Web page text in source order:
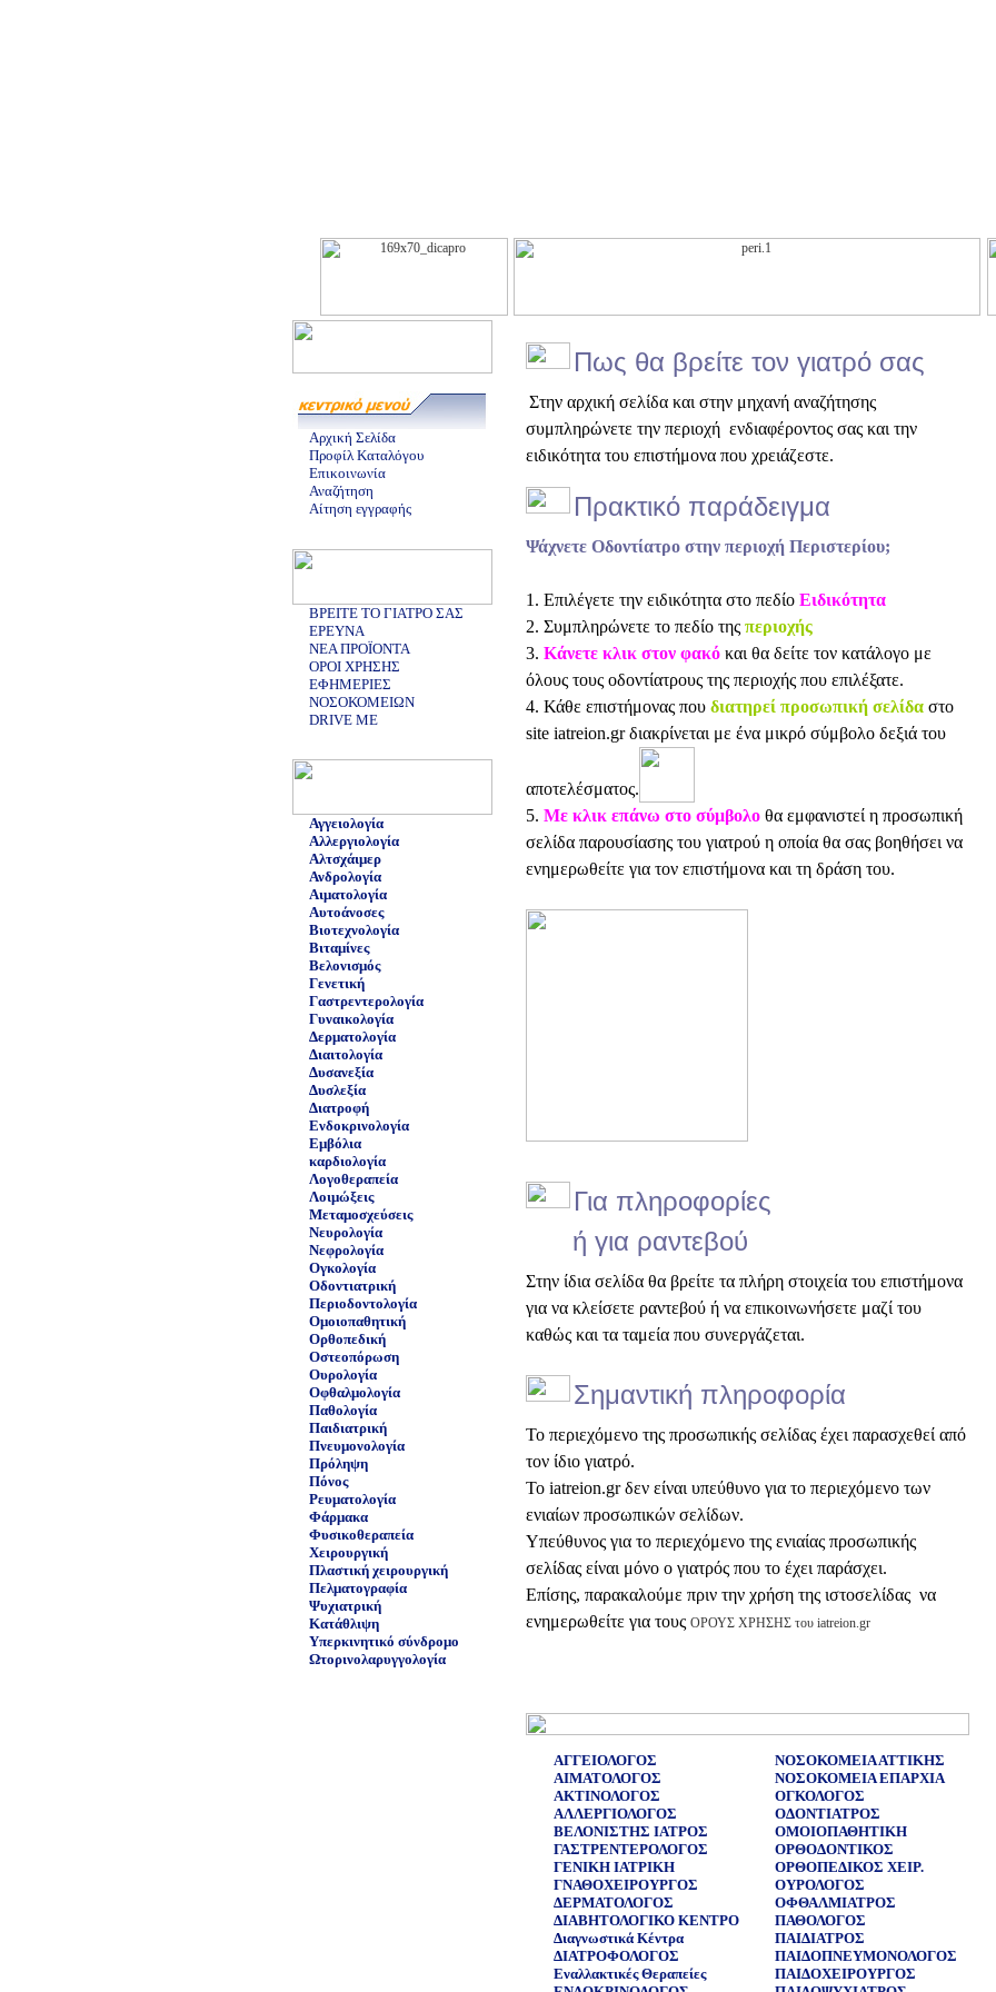
Αρχική Σελίδα
Προφίλ Καταλόγου
Επικοινωνία
Αναζήτηση
Αίτηση εγγραφής
ΒΡΕΙΤΕ ΤΟ ΓΙΑΤΡΟ ΣΑΣ
ΕΡΕΥΝΑ
ΝΕΑ ΠΡΟΪΟΝΤΑ
ΟΡΟΙ ΧΡΗΣΗΣ
ΕΦΗΜΕΡΙΕΣ
ΝΟΣΟΚΟΜΕΙΩΝ
DRIVE ME
Αγγειολογία
Αλλεργιολογία
Αλτσχάιμερ
Ανδρολογία
Αιματολογία
Αυτοάνοσες
Βιοτεχνολογία
Βιταμίνες
Βελονισμός
Γενετική
Γαστρεντερολογία
Γυναικολογία
Δερματολογία
Διαιτολογία
Δυσανεξία
Δυσλεξία
Διατροφή
Ενδοκρινολογία
Εμβόλια
καρδιολογία
Λογοθεραπεία
Λοιμώξεις
Μεταμοσχεύσεις
Νευρολογία
Νεφρολογία
Ογκολογία
Οδοντιατρική
Περιοδοντολογία
Ομοιοπαθητική
Ορθοπεδική
Οστεοπόρωση
Ουρολογία
Οφθαλμολογία
Παθολογία
Παιδιατρική
Πνευμονολογία
Πρόληψη
Πόνος
Ρευματολογία
Φάρμακα
Φυσικοθεραπεία
Χειρουργική
Πλαστική χειρουργική
Πελματογραφία
Ψυχιατρική
Κατάθλιψη
Υπερκινητικό σύνδρομο
Ωτορινολαρυγγολογία
Πως θα βρείτε τον γιατρό σας
Στην αρχική σελίδα και στην μηχανή αναζήτησης
συμπληρώνετε την περιοχή ενδιαφέροντος σας και την
ειδικότητα του επιστήμονα που χρειάζεστε.
Πρακτικό παράδειγμα
Ψάχνετε Οδοντίατρο στην περιοχή Περιστερίου;
1. Επιλέγετε την ειδικότητα στο πεδίο Ειδικότητα
2. Συμπληρώνετε το πεδίο της περιοχής
3. Κάνετε κλικ στον φακό και θα δείτε τον κατάλογο με
όλους τους οδοντίατρους της περιοχής που επιλέξατε.
4. Κάθε επιστήμονας που διατηρεί προσωπική σελίδα στο
site iatreion.gr διακρίνεται με ένα μικρό σύμβολο δεξιά του
αποτελέσματος.
5. Με κλικ επάνω στο σύμβολοθα εμφανιστεί η προσωπική
σελίδα παρουσίασης του γιατρού η οποία θα σας βοηθήσει να
ενημερωθείτε για τον επιστήμονα και τη δράση του.
Για πληροφορίες
ή για ραντεβού
Στην ίδια σελίδα θα βρείτε τα πλήρη στοιχεία του επιστήμονα
για να κλείσετε ραντεβού ή να επικοινωνήσετε μαζί του
καθώς και τα ταμεία που συνεργάζεται.
Σημαντική πληροφορία
Το περιεχόμενο της προσωπικής σελίδας έχει παρασχεθεί από
τον ίδιο γιατρό.
Το iatreion.gr δεν είναι υπεύθυνο για το περιεχόμενο των
ενιαίων προσωπικών σελίδων.
Υπεύθυνος για το περιεχόμενο της ενιαίας προσωπικής
σελίδας είναι μόνο ο γιατρός που το έχει παράσχει.
Επίσης, παρακαλούμε πριν την χρήση της ιστοσελίδας να
ενημερωθείτε για τους ΟΡΟΥΣ ΧΡΗΣΗΣ του iatreion.gr
ΑΓΓΕΙΟΛΟΓΟΣ
ΑΙΜΑΤΟΛΟΓΟΣ
ΑΚΤΙΝΟΛΟΓΟΣ
ΑΛΛΕΡΓΙΟΛΟΓΟΣ
ΒΕΛΟΝΙΣΤΗΣ ΙΑΤΡΟΣ
ΓΑΣΤΡΕΝΤΕΡΟΛΟΓΟΣ
ΓΕΝΙΚΗ ΙΑΤΡΙΚΗ
ΓΝΑΘΟΧΕΙΡΟΥΡΓΟΣ
ΔΕΡΜΑΤΟΛΟΓΟΣ
ΔΙΑΒΗΤΟΛΟΓΙΚΟ ΚΕΝΤΡΟ
Διαγνωστικά Κέντρα
ΔΙΑΤΡΟΦΟΛΟΓΟΣ
Εναλλακτικές Θεραπείες
ΝΟΣΟΚΟΜΕΙΑ ΑΤΤΙΚΗΣ
ΝΟΣΟΚΟΜΕΙΑ ΕΠΑΡΧΙΑ
ΟΓΚΟΛΟΓΟΣ
ΟΔΟΝΤΙΑΤΡΟΣ
ΟΜΟΙΟΠΑΘΗΤΙΚΗ
ΟΡΘΟΔΟΝΤΙΚΟΣ
ΟΡΘΟΠΕΔΙΚΟΣ ΧΕΙΡ.
ΟΥΡΟΛΟΓΟΣ
ΟΦΘΑΛΜΙΑΤΡΟΣ
ΠΑΘΟΛΟΓΟΣ
ΠΑΙΔΙΑΤΡΟΣ
ΠΑΙΔΟΠΝΕΥΜΟΝΟΛΟΓΟΣ
ΠΑΙΔΟΧΕΙΡΟΥΡΓΟΣ